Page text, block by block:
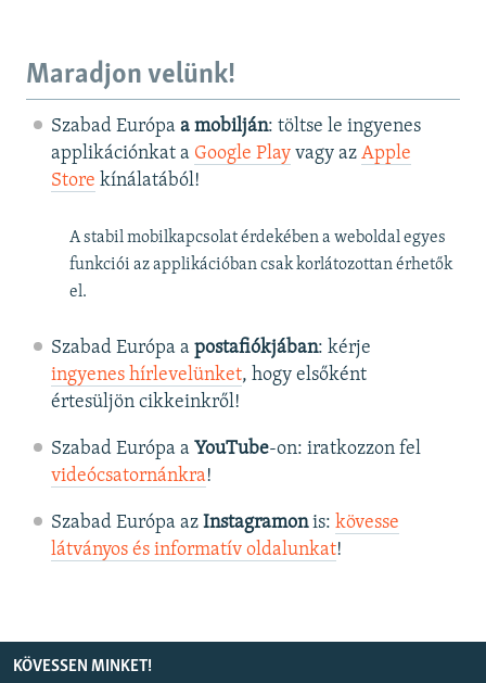
Maradjon velünk!
Szabad Európa a mobilján: töltse le ingyenes
applikációnkat a Google Playvagy az Apple
Store kínálatából!
A stabil mobilkapcsolat érdekében a weboldal egyes
funkciói az applikációban csak korlátozottan érhetők
el.
Szabad Európa a postafiókjában: kérje
ingyenes hírlevelünket, hogy elsőként
értesüljön cikkeinkről!
Szabad Európa a YouTube-on: iratkozzon fel
videócsatornánkra!
Szabad Európa az Instagramonis: kövesse
látványos és informatív oldalunkat! ​
KÖVESSEN MINKET!